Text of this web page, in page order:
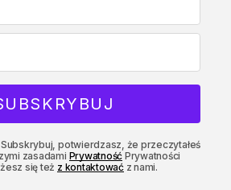
potwierdzasz, że przeczytałeś
zasadami Prywatność Prywatności
się też z kontaktowaćz nami.